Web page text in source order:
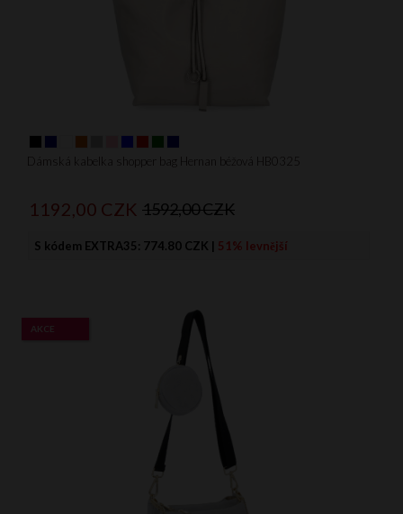
Dámská kabelka shopper bag Hernan béžová HB0325
1192,00 CZK 1592,00 CZK
S kódem EXTRA35: 774.80 CZK | 51% levnější
AKCE